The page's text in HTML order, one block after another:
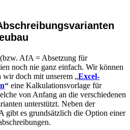
AfA = Absetzung für
noch nie ganz einfach. Wir können
wir doch mit unserem „Excel-
“ eine Kalkulationsvorlage für
von Anfang an die verschiedenen
unterstützt. Neben der
gibt es grundsätzlich die Option einer